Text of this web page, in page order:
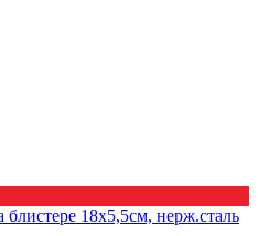
18х5,5см, нерж.сталь